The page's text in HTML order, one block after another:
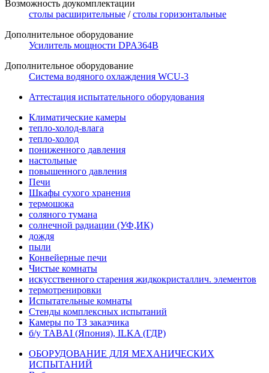
Возможность доукомплектации
столы расширительные /столы горизонтальные
Дополнительное оборудование
Усилитель мощности DPA364B
Дополнительное оборудование
Система водяного охлаждения WCU-3
Аттестация испытательного оборудования
Климатические камеры
тепло-холод-влага
тепло-холод
пониженного давления
настольные
повышенного давления
Печи
Шкафы сухого хранения
термошока
соляного тумана
солнечной радиации (УФ,ИК)
дождя
пыли
Конвейерные печи
Чистые комнаты
искусственного старения жидкокристаллич. элементов
термотренировки
Испытательные комнаты
Стенды комплексных испытаний
Камеры по ТЗ заказчика
б/у TABAI (Япония), ILKA (ГДР)
ОБОРУДОВАНИЕ ДЛЯ МЕХАНИЧЕСКИХ
ИСПЫТАНИЙ